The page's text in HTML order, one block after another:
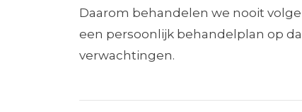
Daarom behandelen we nooit
een persoonlijk behandelplan op
verwachtingen.